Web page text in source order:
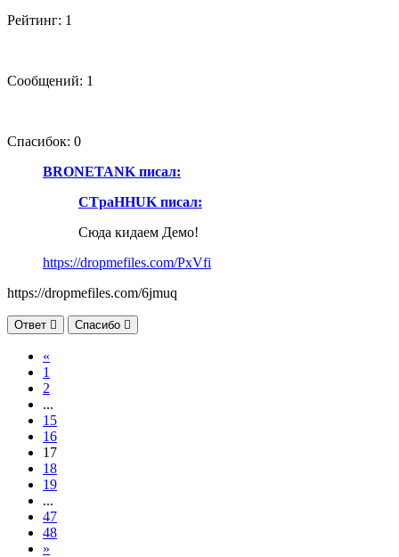
Рейтинг: 1
Сообщений: 1
Спасибок: 0
BRONETANK писал:
CTpaHHUK писал:
Сюда кидаем Демо!
https://dropmefiles.com/PxVfi
https://dropmefiles.com/6jmuq
Ответ Спасибо
«
1
2
...
15
16
17
18
19
...
47
48
»